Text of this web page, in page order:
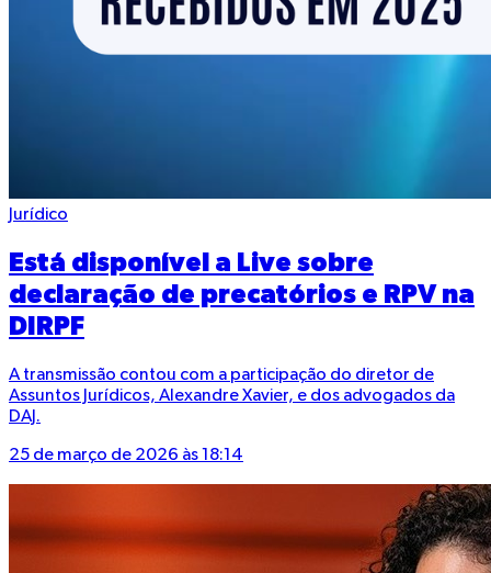
Jurídico
Está disponível a Live sobre
declaração de precatórios e RPV na
DIRPF
A transmissão contou com a participação do diretor de
Assuntos Jurídicos, Alexandre Xavier, e dos advogados da
DAJ.
25 de março de 2026 às 18:14